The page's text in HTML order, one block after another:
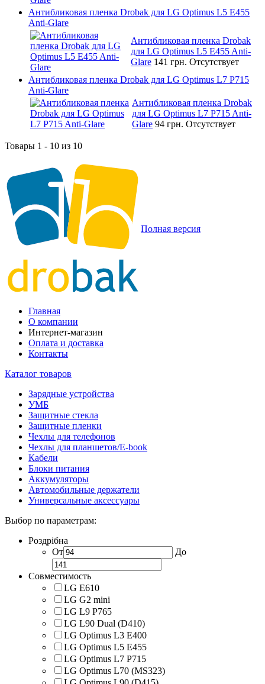
Антибликовая пленка Drobak для LG Optimus L5 E455
Anti-Glare
Антибликовая пленка Drobak
для LG Optimus L5 E455 Anti-
Glare 141 грн. Отсутствует
Антибликовая пленка Drobak для LG Optimus L7 P715
Anti-Glare
Антибликовая пленка Drobak
для LG Optimus L7 P715 Anti-
Glare 94 грн. Отсутствует
Товары 1 - 10 из 10
Полная версия
Главная
О компании
Интернет-магазин
Оплата и доставка
Контакты
Каталог товаров
Зарядные устройства
УМБ
Защитные стекла
Защитные пленки
Чехлы для телефонов
Чехлы для планшетов/E-book
Кабели
Блоки питания
Аккумуляторы
Автомобильные держатели
Универсальные аксессуары
Выбор по параметрам:
Роздрібна
От
До
Совместимость
LG E610
LG G2 mini
LG L9 P765
LG L90 Dual (D410)
LG Optimus L3 E400
LG Optimus L5 E455
LG Optimus L7 P715
LG Optimus L70 (MS323)